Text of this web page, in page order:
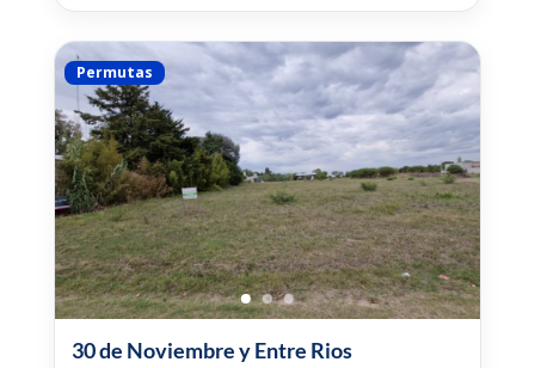
Permutas
30 de Noviembre y Entre Rios